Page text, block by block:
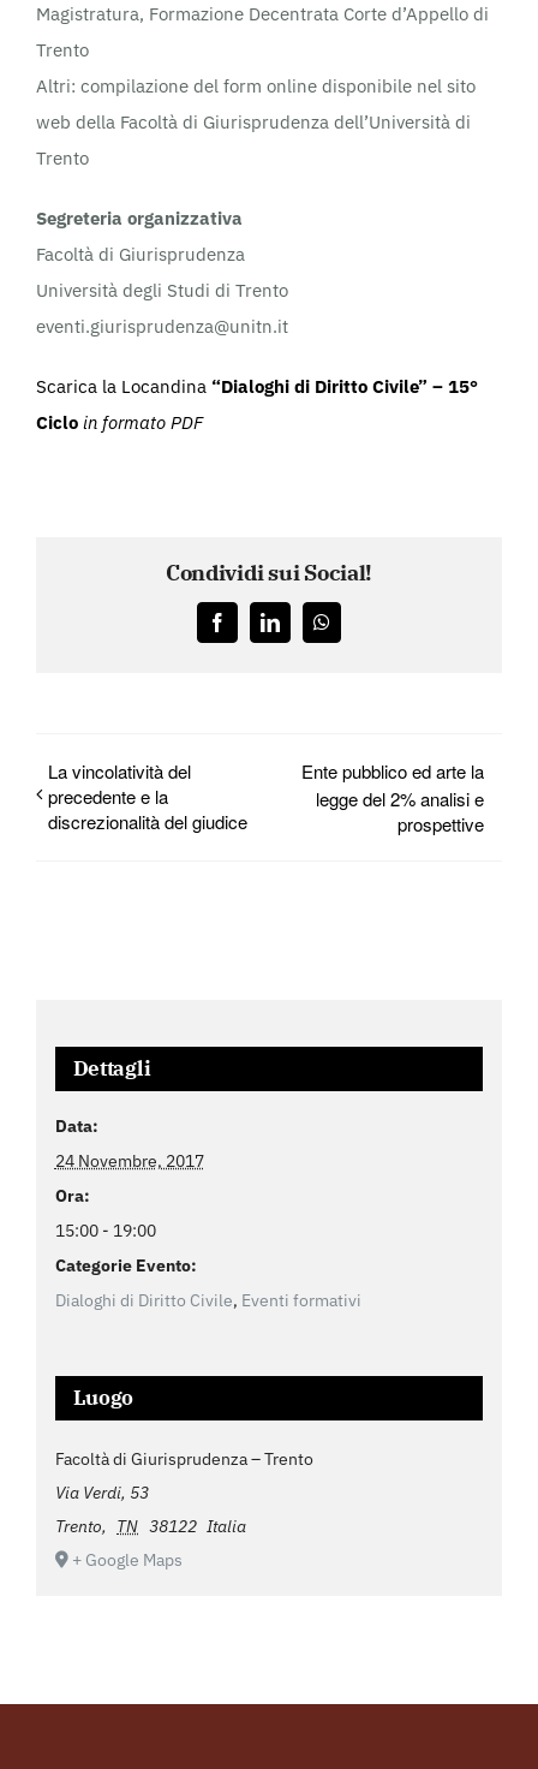
Magistratura, Formazione Decentrata Corte d’Appello di
Trento
Altri: compilazione del form online disponibile nel sito
web della Facoltà di Giurisprudenza dell’Università di
Trento
Segreteria organizzativa
Facoltà di Giurisprudenza
Università degli Studi di Trento
eventi.giurisprudenza@unitn.it
Scarica la Locandina “Dialoghi di Diritto Civile” – 15°
Ciclo in formato PDF
Condividi sui Social!
FacebookLinkedInWhatsApp
La vincolatività del
precedente e la
discrezionalità del giudice
Ente pubblico ed arte la
legge del 2% analisi e
prospettive
Dettagli
Data:
24 Novembre, 2017
Ora:
15:00 - 19:00
Categorie Evento:
Dialoghi di Diritto Civile, Eventi formativi
Luogo
Facoltà di Giurisprudenza – Trento
Via Verdi, 53
Trento, TN 38122 Italia
+ Google Maps